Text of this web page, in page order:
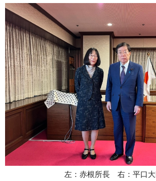
左：赤根所長 右：平口